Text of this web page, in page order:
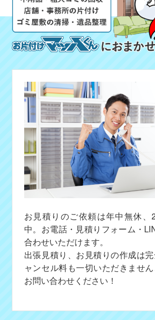
お見積りのご依頼は年中無休、
中。お電話・見積りフォーム・
合わせいただけます。
出張見積り、お見積りの作成は
ャンセル料も一切いただきませ
お問い合わせください！